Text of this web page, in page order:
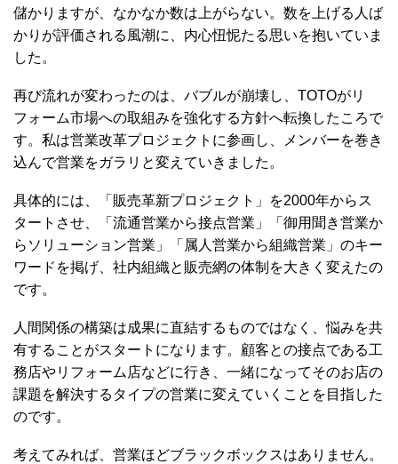
儲かりますが、なかなか数は上がらない。数を上げる人ば
かりが評価される風潮に、内心忸怩たる思いを抱いていま
した。
再び流れが変わったのは、バブルが崩壊し、TOTOがリ
フォーム市場への取組みを強化する方針へ転換したころで
す。私は営業改革プロジェクトに参画し、メンバーを巻き
込んで営業をガラリと変えていきました。
具体的には、「販売革新プロジェクト」を2000年からス
タートさせ、「流通営業から接点営業」「御用聞き営業か
らソリューション営業」「属人営業から組織営業」のキー
ワードを掲げ、社内組織と販売網の体制を大きく変えたの
です。
人間関係の構築は成果に直結するものではなく、悩みを共
有することがスタートになります。顧客との接点である工
務店やリフォーム店などに行き、一緒になってそのお店の
課題を解決するタイプの営業に変えていくことを目指した
のです。
考えてみれば、営業ほどブラックボックスはありません。